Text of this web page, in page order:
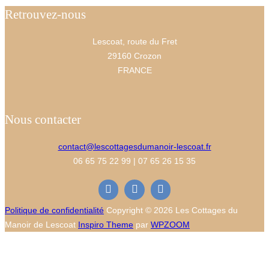
Retrouvez-nous
Lescoat, route du Fret
29160 Crozon
FRANCE
Nous contacter
contact@lescottagesdumanoir-lescoat.fr
06 65 75 22 99 | 07 65 26 15 35
Politique de confidentialité Copyright © 2026 Les Cottages du
Manoir de Lescoat Inspiro Theme par WPZOOM